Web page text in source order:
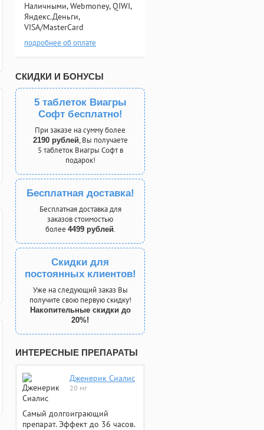
Наличными, Webmoney, QIWI,
Яндекс.Деньги,
VISA/MasterCard
подробнее об оплате
СКИДКИ И БОНУСЫ
5 таблеток Виагры
Софт бесплатно!
При заказе на сумму более
2190 рублей, Вы получаете
5 таблеток Виагры Софт в
подарок!
Бесплатная доставка!
Бесплатная доставка для
заказов стоимостью
более 4499 рублей.
Скидки для
постоянных клиентов!
Уже на следующий заказ Вы
получите свою первую скидку!
Накопительные скидки до
20%!
ИНТЕРЕСНЫЕ ПРЕПАРАТЫ
Дженерик Сиалис
20 мг
Самый долгоиграющий
препарат. Эффект до 36 часов.